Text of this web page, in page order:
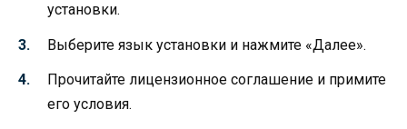
установки.
Выберите язык установки и нажмите «Далее».
Прочитайте лицензионное соглашение и примите
его условия.